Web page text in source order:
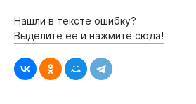
Нашли в тексте ошибку?
Выделите её и нажмите сюда!